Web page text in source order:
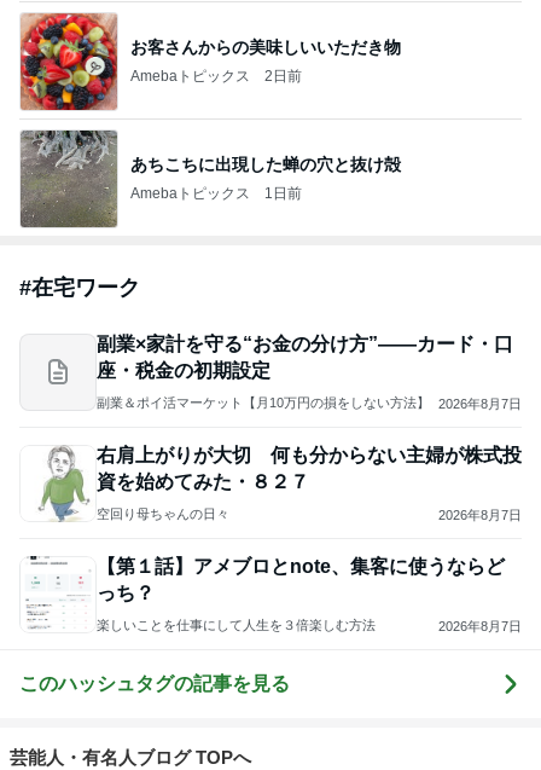
お客さんからの美味しいいただき物
Amebaトピックス 2日前
あちこちに出現した蝉の穴と抜け殻
Amebaトピックス 1日前
#在宅ワーク
副業×家計を守る“お金の分け方”——カード・口
座・税金の初期設定
副業＆ポイ活マーケット【月10万円の損をしない方法】 2026年8月7日
右肩上がりが大切 何も分からない主婦が株式投
資を始めてみた・８２７
空回り母ちゃんの日々 2026年8月7日
【第１話】アメブロとnote、集客に使うならど
っち？
楽しいことを仕事にして人生を３倍楽しむ方法 2026年8月7日
このハッシュタグの記事を見る
芸能人・有名人ブログ TOPへ